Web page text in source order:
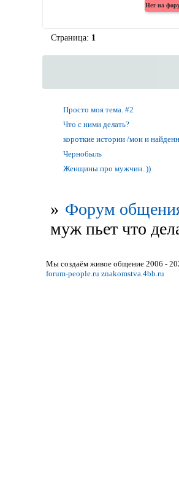
Страница: 1
Просто моя тема. #2
Что с ними делать?
короткие истории /мои и
Чернобыль
Женщины про мужчин..))
» Форум
муж пьет что
Мы создаём живое общение 2006 -
forum-people.ru znakomstva.4bb.ru